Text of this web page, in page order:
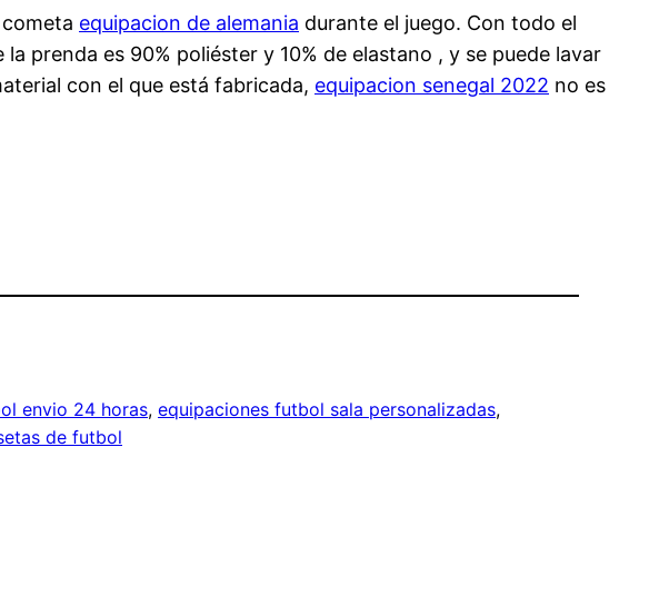
equipacion de alemania durante el juego. Con todo el
prenda es 90% poliéster y 10% de elastano , y se puede lavar
con el que está fabricada, equipacion senegal 2022 no es
envio 24 horas, equipaciones futbol sala personalizadas
de futbol